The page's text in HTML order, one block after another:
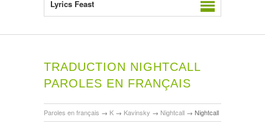
Lyrics Feast
TRADUCTION NIGHTCALL
PAROLES EN FRANÇAIS
Paroles en français → K → Kavinsky → Nightcall → Nightcall